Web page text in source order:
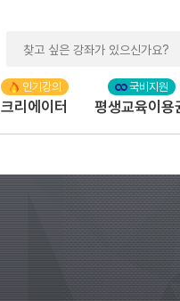
크리에이터 평생교육이용